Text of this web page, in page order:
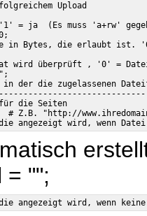
Upload
= ja  (Es muss 'a+rw'
in Bytes, die erlaubt ist.
wird überprüft , '0' =
der die zugelassenen
die Seiten
Z.B. "http://
= "";